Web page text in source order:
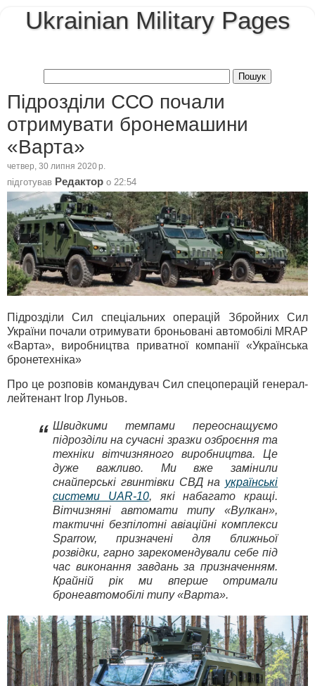
Ukrainian Military Pages
Підрозділи ССО почали
отримувати бронемашини
«Варта»
четвер, 30 липня 2020 р.
підготував Редактор о 22:54
Підрозділи Сил спеціальних операцій Збройних Сил
України почали отримувати броньовані автомобілі MRAP
«Варта», виробництва приватної компанії «Українська
бронетехніка»
Про це розповів командувач Сил спецоперацій генерал-
лейтенант Ігор Луньов.
“ Швидкими темпами переоснащуємо
підрозділи на сучасні зразки озброєння та
техніки вітчизняного виробництва. Це
дуже важливо. Ми вже замінили
снайперські гвинтівки СВД на українські
системи UAR-10, які набагато кращі.
Вітчизняні автомати типу «Вулкан»,
тактичні безпілотні авіаційні комплекси
Sparrow, призначені для ближньої
розвідки, гарно зарекомендували себе під
час виконання завдань за призначенням.
Крайній рік ми вперше отримали
бронеавтомобілі типу «Варта».